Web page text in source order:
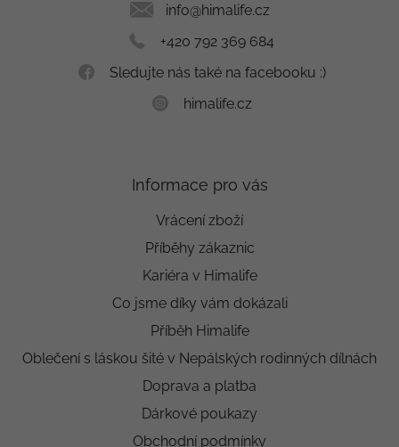
info@himalife.cz
+420 792 369 684
Sledujte nás také na facebooku :)
himalife.cz
Informace pro vás
Vrácení zboží
Příběhy zákaznic
Kariéra v Himalife
Co jsme díky vám dokázali
Příběh Himalife
Oblečení s láskou šité v Nepálských rodinných dílnách
Doprava a platba
Dárkové poukazy
Obchodní podmínky